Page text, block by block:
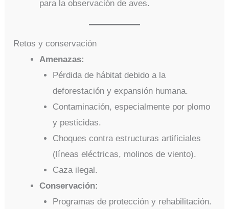
para la observación de aves.
Retos y conservación
Amenazas:
Pérdida de hábitat debido a la
deforestación y expansión humana.
Contaminación, especialmente por plomo
y pesticidas.
Choques contra estructuras artificiales
(líneas eléctricas, molinos de viento).
Caza ilegal.
Conservación:
Programas de protección y rehabilitación.